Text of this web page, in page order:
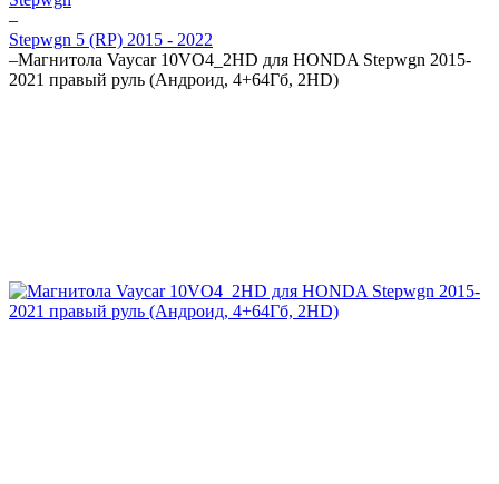
–
Stepwgn 5 (RP) 2015 - 2022
–Магнитола Vaycar 10VO4_2HD для HONDA Stepwgn 2015-
2021 правый руль (Андроид, 4+64Гб, 2HD)